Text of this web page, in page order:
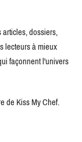
dossiers,
lecteurs à mieux
façonnent l'univers
de Kiss My Chef.